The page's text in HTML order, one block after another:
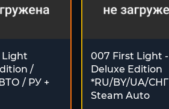
Light
/
/ РУ +
007 First Light -
Deluxe Edition
*RU/BY/UA/СНГ
Steam Auto